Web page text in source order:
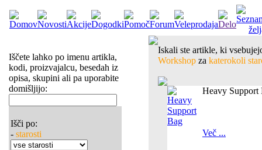
Iščete lahko po imenu artikla,
kodi, proizvajalcu, besedah iz
opisa, skupini ali pa uporabite
domišljijo:
Išči po:
- starosti
Iskali ste artikle, ki
Workshop za katerokoli
Heavy Support
Več ...